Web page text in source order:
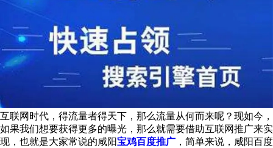
互联网时代，得流量者得天下，那么流量从何而来呢？现如今，
如果我们想要获得更多的曝光，那么就需要借助互联网推广来实
现，也就是大家常说的咸阳宝鸡百度推广 ，简单来说，咸阳百度